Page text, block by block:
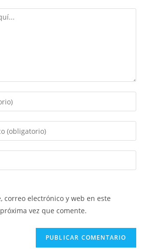
correo electrónico y web en este
vez que comente.